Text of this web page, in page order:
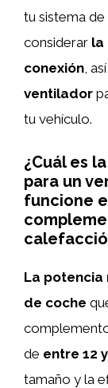
tu sistema
considerar la
conexión,
ventilador
tu vehículo.
¿Cuál es
para un
funcione
La
de coche
de entre 12
tamaño y la